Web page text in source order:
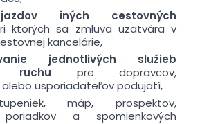
iných cestovných
ktorých sa zmluva uzatvára v
kancelárie,
jednotlivých služieb
ruchu pre dopravcov,
usporiadateľov podujatí,
máp, prospektov,
a spomienkových